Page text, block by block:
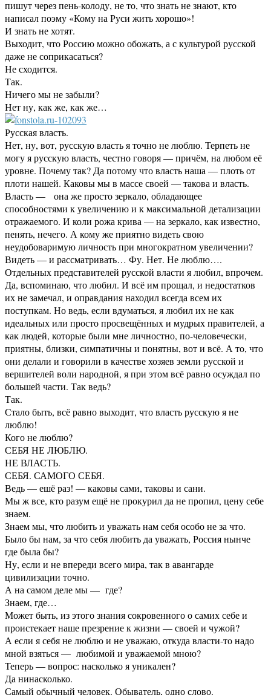
пишут через пень-колоду, не то, что знать не знают, кто
написал поэму «Кому на Руси жить хорошо»!
И знать не хотят.
Выходит, что Россию можно обожать, а с культурой русской
даже не соприкасаться?
Не сходится.
Так.
Ничего мы не забыли?
Нет ну, как же, как же…
Русская власть.
Нет, ну, вот, русскую власть я точно не люблю. Терпеть не
могу я русскую власть, честно говоря — причём, на любом её
уровне. Почему так? Да потому что власть наша — плоть от
плоти нашей. Каковы мы в массе своей — такова и власть.
Власть — она же просто зеркало, обладающее
способностями к увеличению и к максимальной детализации
отражаемого. И коли рожа крива — на зеркало, как известно,
пенять, нечего. А кому же приятно видеть свою
неудобоваримую личность при многократном увеличении?
Видеть — и рассматривать… Фу. Нет. Не люблю….
Отдельных представителей русской власти я любил, впрочем.
Да, вспоминаю, что любил. И всё им прощал, и недостатков
их не замечал, и оправдания находил всегда всем их
поступкам. Но ведь, если вдуматься, я любил их не как
идеальных или просто просвещённых и мудрых правителей, а
как людей, которые были мне личностно, по-человечески,
приятны, близки, симпатичны и понятны, вот и всё. А то, что
они делали и говорили в качестве хозяев земли русской и
вершителей воли народной, я при этом всё равно осуждал по
большей части. Так ведь?
Так.
Стало быть, всё равно выходит, что власть русскую я не
люблю!
Кого не люблю?
СЕБЯ НЕ ЛЮБЛЮ.
НЕ ВЛАСТЬ.
СЕБЯ. САМОГО СЕБЯ.
Ведь — ешё раз! — каковы сами, таковы и сани.
Мы ж все, кто разум ещё не прокурил да не пропил, цену себе
знаем.
Знаем мы, что любить и уважать нам себя особо не за что.
Было бы нам, за что себя любить да уважать, Россия нынче
где была бы?
Ну, если и не впереди всего мира, так в авангарде
цивилизации точно.
А на самом деле мы — где?
Знаем, где…
Может быть, из этого знания сокровенного о самих себе и
проистекает наше презрение к жизни — своей и чужой?
А если я себя не люблю и не уважаю, откуда власти-то надо
мной взяться — любимой и уважаемой мною?
Теперь — вопрос: насколько я уникален?
Да нинасколько.
Самый обычный человек. Обыватель, одно слово.